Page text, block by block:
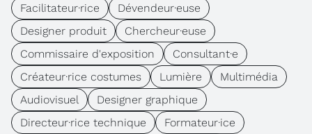
Facilitateur·rice
Dévendeur·euse
Designer produit
Chercheur·euse
Commissaire d'exposition
Consultant·e
Créateur·rice costumes
Lumière
Multimédia
Audiovisuel
Designer graphique
Directeur·rice technique
Formateur·ice